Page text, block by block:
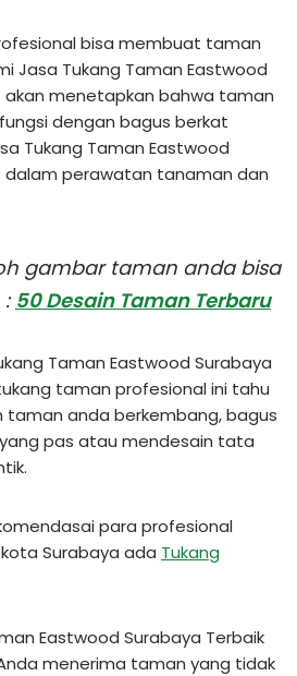
bisa membuat taman
Jasa Tukang Taman Eastwood
akan menetapkan bahwa taman
dengan bagus berkat
Tukang Taman Eastwood
dalam perawatan tanaman dan
gambar taman anda bisa
: 50 Desain Taman Terbaru
Taman Eastwood Surabaya
taman profesional ini tahu
taman anda berkembang, bagus
pas atau mendesain tata
para profesional
Surabaya ada Tukang
Eastwood Surabaya Terbaik
menerima taman yang tidak